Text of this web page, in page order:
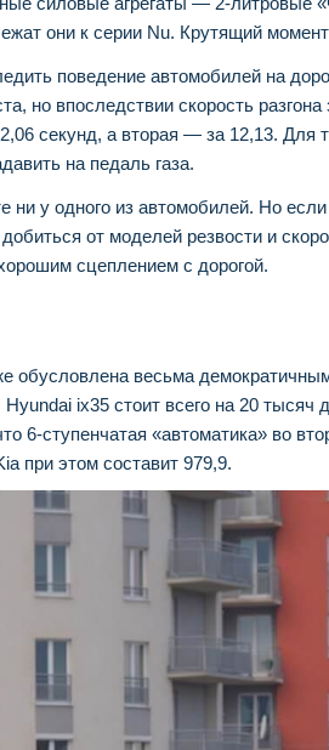
они к серии Nu. Крутящий
поведение автомобилей на
но впоследствии скорость
секунд, а вторая — за 12,13. Для
на педаль газа.
у одного из автомобилей. Но
от моделей резвости и
сцеплением с дорогой.
обусловлена весьма
ix35 стоит всего на 20
6-ступенчатая «автоматика» во
при этом составит 979,9.